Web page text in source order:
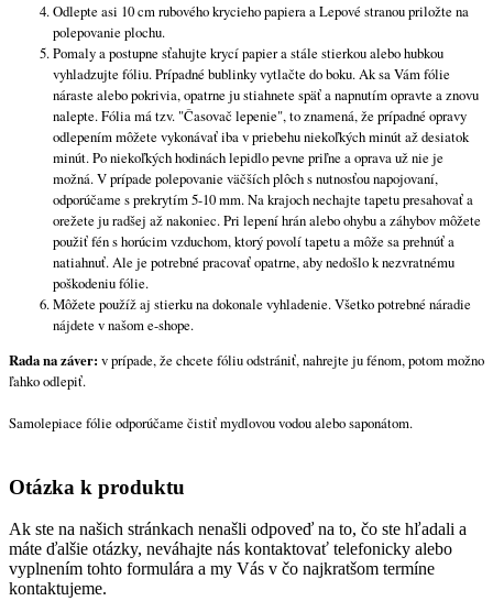
Odlepte asi 10 cm rubového krycieho papiera a Lepové stranou priložte na
polepovanie plochu.
Pomaly a postupne sťahujte krycí papier a stále stierkou alebo hubkou
vyhladzujte fóliu. Prípadné bublinky vytlačte do boku. Ak sa Vám fólie
náraste alebo pokrivia, opatrne ju stiahnete späť a napnutím opravte a znovu
nalepte. Fólia má tzv. "Časovač lepenie", to znamená, že prípadné opravy
odlepením môžete vykonávať iba v priebehu niekoľkých minút až desiatok
minút. Po niekoľkých hodinách lepidlo pevne priľne a oprava už nie je
možná. V prípade polepovanie väčších plôch s nutnosťou napojovaní,
odporúčame s prekrytím 5-10 mm. Na krajoch nechajte tapetu presahovať a
orežete ju radšej až nakoniec. Pri lepení hrán alebo ohybu a záhybov môžete
použiť fén s horúcim vzduchom, ktorý povolí tapetu a môže sa prehnúť a
natiahnuť. Ale je potrebné pracovať opatrne, aby nedošlo k nezvratnému
poškodeniu fólie.
Môžete použíž aj stierku na dokonale vyhladenie. Všetko potrebné náradie
nájdete v našom e-shope.
Rada na záver: v prípade, že chcete fóliu odstrániť, nahrejte ju fénom, potom možno
ľahko odlepiť.
Samolepiace fólie odporúčame čistiť mydlovou vodou alebo saponátom.
Otázka k produktu
Ak ste na našich stránkach nenašli odpoveď na to, čo ste hľadali a
máte ďalšie otázky, neváhajte nás kontaktovať telefonicky alebo
vyplnením tohto formulára a my Vás v čo najkratšom termíne
kontaktujeme.